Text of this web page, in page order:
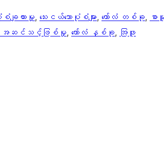
ချထားမှု, ​သေး​ငယ်သော​ပုံစံများ​, ကော်လံ တစ်ခု, စာ
အဆင်သင့်ဖြစ်မှု, ကော်လံ နှစ်ခု, အြဖူ